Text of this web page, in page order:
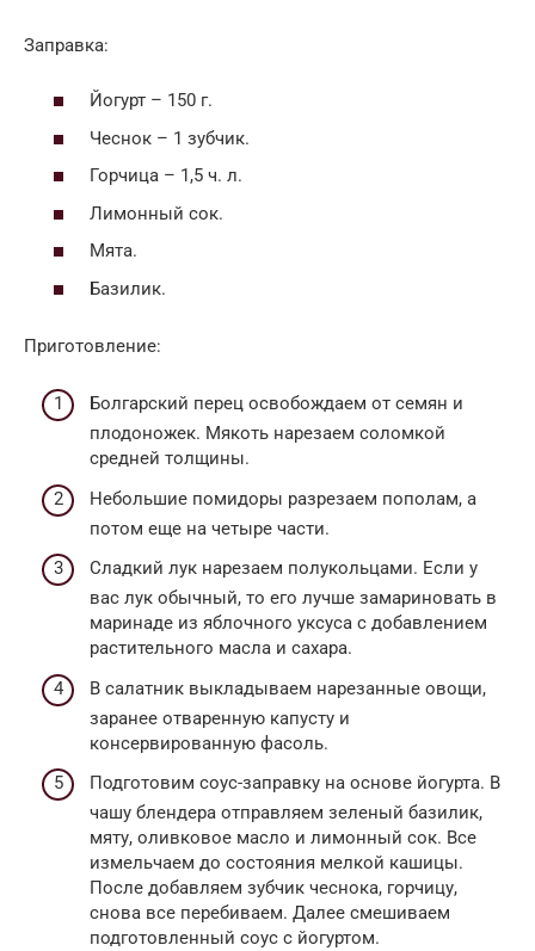
Заправка:
Йогурт – 150 г.
Чеснок – 1 зубчик.
Горчица – 1,5 ч. л.
Лимонный сок.
Мята.
Базилик.
Приготовление:
Болгарский перец освобождаем от семян и
плодоножек. Мякоть нарезаем соломкой
средней толщины.
Небольшие помидоры разрезаем пополам, а
потом еще на четыре части.
Сладкий лук нарезаем полукольцами. Если у
вас лук обычный, то его лучше замариновать в
маринаде из яблочного уксуса с добавлением
растительного масла и сахара.
В салатник выкладываем нарезанные овощи,
заранее отваренную капусту и
консервированную фасоль.
Подготовим соус-заправку на основе йогурта. В
чашу блендера отправляем зеленый базилик,
мяту, оливковое масло и лимонный сок. Все
измельчаем до состояния мелкой кашицы.
После добавляем зубчик чеснока, горчицу,
снова все перебиваем. Далее смешиваем
подготовленный соус с йогуртом.